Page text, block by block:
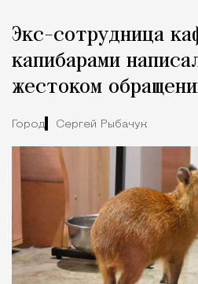
Город
Экс-сотрудница
капибарами
жестоком
Город Сергей Рыбачук